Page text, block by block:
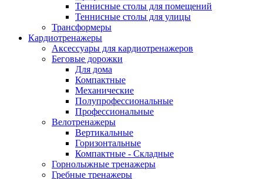
Теннисные столы для помещений
Теннисные столы для улицы
Трансформеры
Кардиотренажеры
Аксессуары для кардиотренажеров
Беговые дорожки
Для дома
Компактные
Механические
Полупрофессиональные
Профессиональные
Велотренажеры
Вертикальные
Горизонтальные
Компактные - Складные
Горнолыжные тренажеры
Гребные тренажеры